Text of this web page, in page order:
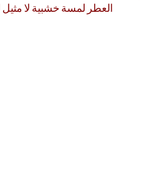
العطر لمسة خشبية لا مثيل